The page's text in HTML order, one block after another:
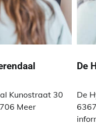
Kunostraat 30
Meer
De
De